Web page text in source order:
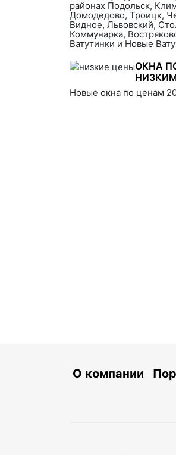
районах Подольск,
Домодедово, Троицк,
Видное, Львовский,
Коммунарка,
Ватутинки и Новые
ОКНА
Новые окна по ценам
О компании